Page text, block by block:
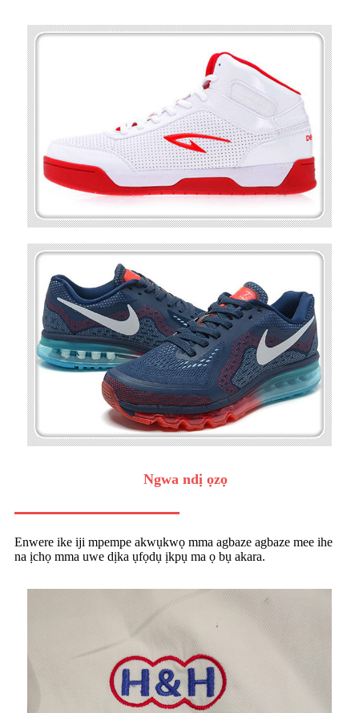
Ngwa ndị ọzọ
Enwere ike iji mpempe akwụkwọ mma agbaze agbaze mee ihe
na ịchọ mma uwe dịka ụfọdụ ịkpụ ma ọ bụ akara.